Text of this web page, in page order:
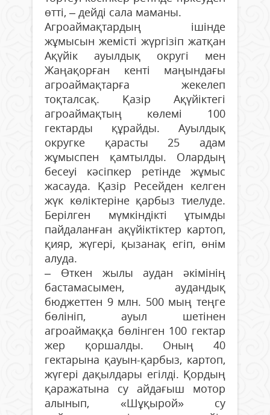
өтті, – дейді сала маманы.
Агроаймақтардың ішінде
жұмысын жемісті жүргізіп жатқан
Ақүйік ауылдық округі мен
Жаңақорған кенті маңындағы
агроаймақтарға жекелеп
тоқталсақ. Қазір Ақүйіктегі
агроаймақтың көлемі 100
гектарды құрайды. Ауылдық
округке қарасты 25 адам
жұмыспен қамтылды. Олардың
бесеуі кәсіпкер ретінде жұмыс
жасауда. Қазір Ресейден келген
жүк көліктеріне қарбыз тиелуде.
Берілген мүмкіндікті ұтымды
пайдаланған ақүйіктіктер картоп,
қияр, жүгері, қызанақ егіп, өнім
алуда.
– Өткен жылы аудан әкімінің
бастамасымен, аудандық
бюджеттен 9 млн. 500 мың теңге
бөлініп, ауыл шетінен
агроаймаққа бөлінген 100 гектар
жер қоршалды. Оның 40
гектарына қауын-қарбыз, картоп,
жүгері дақылдары егілді. Қордың
қаражатына су айдағыш мотор
алынып, «Шұқырой» су